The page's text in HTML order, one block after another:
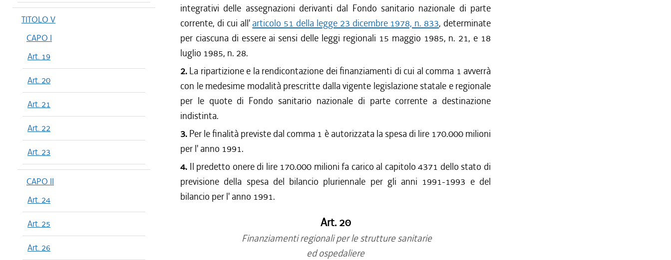
TITOLO V
CAPO I
Art. 19
Art. 20
Art. 21
Art. 22
Art. 23
CAPO II
Art. 24
Art. 25
Art. 26
integrativi delle assegnazioni derivanti dal Fondo sanitario nazionale di parte
corrente, di cui all' articolo 51 della legge 23 dicembre 1978, n. 833, determinate
per ciascuna di essere ai sensi delle leggi regionali 15 maggio 1985, n. 21, e 18
luglio 1985, n. 28.
2. La ripartizione e la rendicontazione dei finanziamenti di cui al comma 1 avverrà
con le medesime modalità prescritte dalla vigente legislazione statale e regionale
per le quote di Fondo sanitario nazionale di parte corrente a destinazione
indistinta.
3. Per le finalità previste dal comma 1 è autorizzata la spesa di lire 170.000 milioni
per l' anno 1991.
4. Il predetto onere di lire 170.000 milioni fa carico al capitolo 4371 dello stato di
previsione della spesa del bilancio pluriennale per gli anni 1991-1993 e del
bilancio per l' anno 1991.
Art. 20
Finanziamenti regionali per le strutture sanitarie
ed ospedaliere